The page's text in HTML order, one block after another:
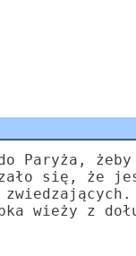
do Paryża,
się, że
wieży z